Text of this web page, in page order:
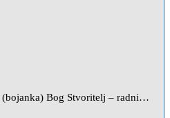
(bojanka) Bog Stvoritelj – radni…